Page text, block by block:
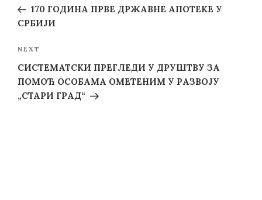
Post170 ГОДИНА ПРВЕ ДРЖАВНЕ АПОТЕКЕ У
СРБИЈИ
Next
Post
NEXT
СИСТЕМАТСКИ ПРЕГЛЕДИ У ДРУШТВУ ЗА
ПОМОЋ ОСОБАМА ОМЕТЕНИМ У РАЗВОЈУ
„СТАРИ ГРАД“